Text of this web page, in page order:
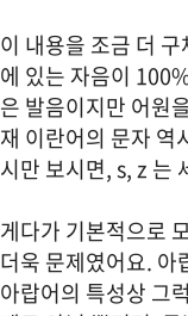
이 내용을 조금 더
에 있는 자음이
은 발음이지만 어원
재 이란어의 문자 역
시만 보시면, s, z 는
게다가 기본적으로
더욱 문제였어요. 아
아랍어의 특성상 그